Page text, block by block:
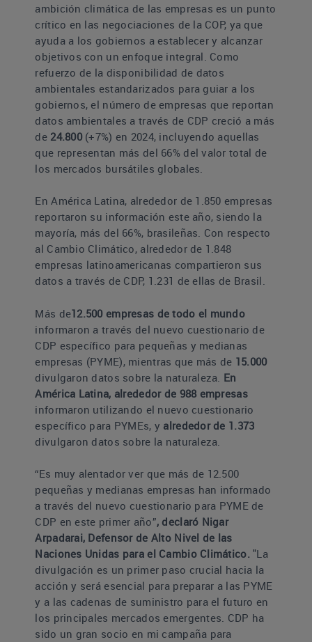
ambición climática de las empresas es un punto
crítico en las negociaciones de la COP, ya que
ayuda a los gobiernos a establecer y alcanzar
objetivos con un enfoque integral. Como
refuerzo de la disponibilidad de datos
ambientales estandarizados para guiar a los
gobiernos, el número de empresas que reportan
datos ambientales a través de CDP creció a más
de 24.800(+7%) en 2024, incluyendo aquellas
que representan más del 66% del valor total de
los mercados bursátiles globales.
En América Latina, alrededor de 1.850 empresas
reportaron su información este año, siendo la
mayoría, más del 66%, brasileñas. Con respecto
al Cambio Climático, alrededor de 1.848
empresas latinoamericanas compartieron sus
datos a través de CDP, 1.231 de ellas de Brasil.
Más de12.500 empresas de todo el mundo
informaron a través del nuevo cuestionario de
CDP específico para pequeñas y medianas
empresas (PYME), mientras que más de 15.000
divulgaron datos sobre la naturaleza. En
América Latina, alrededor de 988 empresas
informaron utilizando el nuevo cuestionario
específico para PYMEs, y alrededor de 1.373
divulgaron datos sobre la naturaleza.
“Es muy alentador ver que más de 12.500
pequeñas y medianas empresas han informado
a través del nuevo cuestionario para PYME de
CDP en este primer año”, declaró Nigar
Arpadarai, Defensor de Alto Nivel de las
Naciones Unidas para el Cambio Climático. "La
divulgación es un primer paso crucial hacia la
acción y será esencial para preparar a las PYME
y a las cadenas de suministro para el futuro en
los principales mercados emergentes. CDP ha
sido un gran socio en mi campaña para